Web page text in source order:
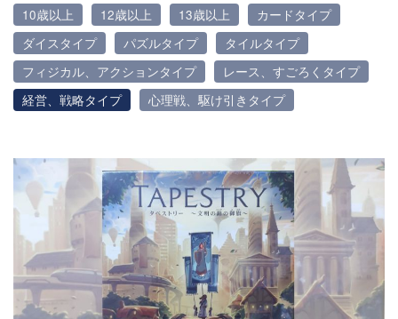
10歳以上
12歳以上 13歳以上
カードタイプ
ダイスタイプ
パズルタイプ
タイルタイプ
フィジカル、アクションタイプ
レース、すごろくタイプ
経営、戦略タイプ
心理戦、駆け引きタイプ